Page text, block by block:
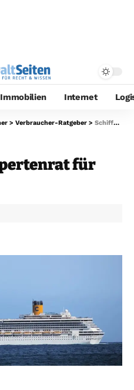
Immobilien Internet
> Verbraucher-Ratgeber > Schiffstipps: Expertenrat für Seefahrer
für